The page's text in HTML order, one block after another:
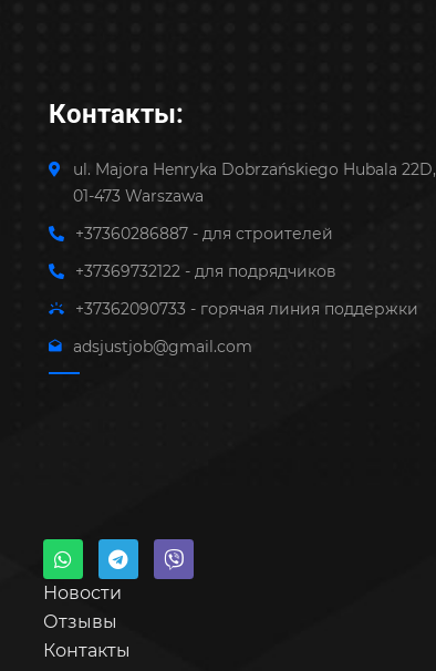
Контакты:
ul. Majora Henryka Dobrzańskiego Hubala 22D,
01-473 Warszawa
+37360286887 - для строителей
+37369732122 - для подрядчиков
+37362090733 - горячая линия поддержки
adsjustjob@gmail.com
Новости
Отзывы
Контакты